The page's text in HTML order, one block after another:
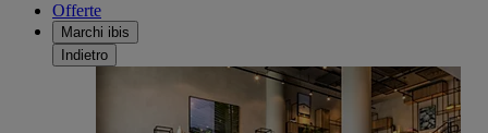
Offerte
Marchi ibis
Indietro